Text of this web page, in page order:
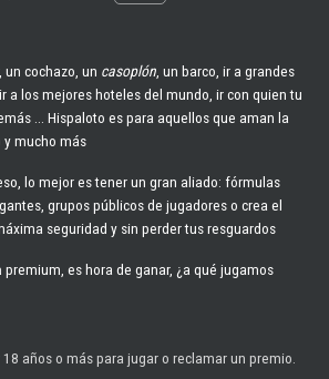
un cochazo, un casoplón, un barco, ir a grandes
a los mejores hoteles del mundo, ir con quien tu
... Hispaloto es para aquellos que aman la
y mucho más
lo mejor es tener un gran aliado: fórmulas
grupos públicos de jugadores o crea el
seguridad y sin perder tus resguardos
premium, es hora de ganar, ¿a qué jugamos
años o más para jugar o reclamar un premio.